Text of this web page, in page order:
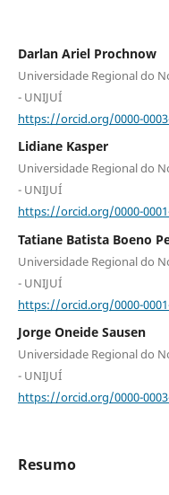
Darlan Ariel Prochnow
Universidade Regional do
- UNIJUÍ
https://orcid.org/0000-
Lidiane Kasper
Universidade Regional do
- UNIJUÍ
https://orcid.org/0000-
Tatiane Batista Boeno
Universidade Regional do
- UNIJUÍ
https://orcid.org/0000-
Jorge Oneide Sausen
Universidade Regional do
- UNIJUÍ
https://orcid.org/0000-
Resumo